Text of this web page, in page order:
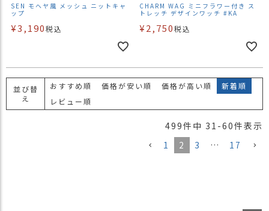
SEN モヘヤ風 メッシュ ニットキャ
ップ
¥3,190税込
CHARM WAG ミニフラワー付き ス
トレッチ デザインワッチ #KA
¥2,750税込
並び替
え
おすすめ順 価格が安い順 価格が高い順
新着順
レビュー順
499件中 31 -60件表示
1
2 3 … 17